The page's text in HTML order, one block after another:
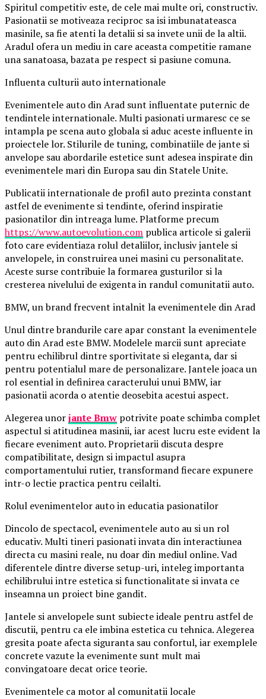
Spiritul competitiv este, de cele mai multe ori, constructiv.
Pasionatii se motiveaza reciproc sa isi imbunatateasca
masinile, sa fie atenti la detalii si sa invete unii de la altii.
Aradul ofera un mediu in care aceasta competitie ramane
una sanatoasa, bazata pe respect si pasiune comuna.
Influenta culturii auto internationale
Evenimentele auto din Arad sunt influentate puternic de
tendintele internationale. Multi pasionati urmaresc ce se
intampla pe scena auto globala si aduc aceste influente in
proiectele lor. Stilurile de tuning, combinatiile de jante si
anvelope sau abordarile estetice sunt adesea inspirate din
evenimentele mari din Europa sau din Statele Unite.
Publicatii internationale de profil auto prezinta constant
astfel de evenimente si tendinte, oferind inspiratie
pasionatilor din intreaga lume. Platforme precum
https://www.autoevolution.com publica articole si galerii
foto care evidentiaza rolul detaliilor, inclusiv jantele si
anvelopele, in construirea unei masini cu personalitate.
Aceste surse contribuie la formarea gusturilor si la
cresterea nivelului de exigenta in randul comunitatii auto.
BMW, un brand frecvent intalnit la evenimentele din Arad
Unul dintre brandurile care apar constant la evenimentele
auto din Arad este BMW. Modelele marcii sunt apreciate
pentru echilibrul dintre sportivitate si eleganta, dar si
pentru potentialul mare de personalizare. Jantele joaca un
rol esential in definirea caracterului unui BMW, iar
pasionatii acorda o atentie deosebita acestui aspect.
Alegerea unorjante Bmw potrivite poate schimba complet
aspectul si atitudinea masinii, iar acest lucru este evident la
fiecare eveniment auto. Proprietarii discuta despre
compatibilitate, design si impactul asupra
comportamentului rutier, transformand fiecare expunere
intr-o lectie practica pentru ceilalti.
Rolul evenimentelor auto in educatia pasionatilor
Dincolo de spectacol, evenimentele auto au si un rol
educativ. Multi tineri pasionati invata din interactiunea
directa cu masini reale, nu doar din mediul online. Vad
diferentele dintre diverse setup-uri, inteleg importanta
echilibrului intre estetica si functionalitate si invata ce
inseamna un proiect bine gandit.
Jantele si anvelopele sunt subiecte ideale pentru astfel de
discutii, pentru ca ele imbina estetica cu tehnica. Alegerea
gresita poate afecta siguranta sau confortul, iar exemplele
concrete vazute la evenimente sunt mult mai
convingatoare decat orice teorie.
Evenimentele ca motor al comunitatii locale